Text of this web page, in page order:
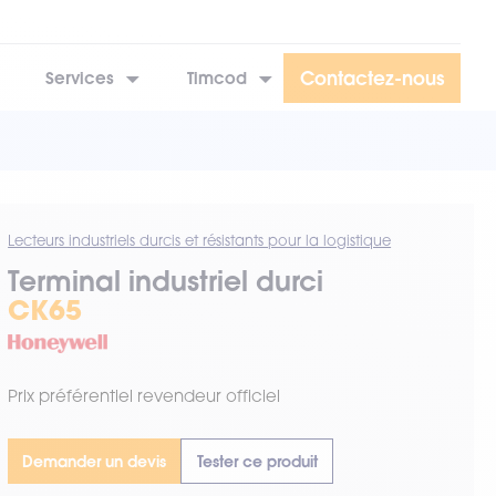
Services Timcod Contactez-nous
Lecteurs industriels durcis et résistants pour la logistique
Terminal industriel durci
CK65
Prix préférentiel revendeur officiel
Demander un devis Tester ce produit